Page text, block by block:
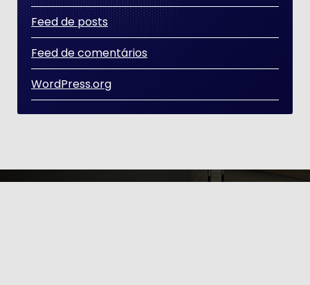
Feed de posts
Feed de comentários
WordPress.org